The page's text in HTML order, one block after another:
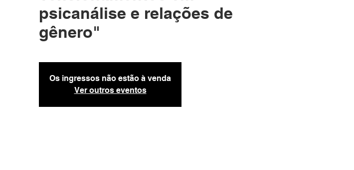
psicanálise e relações de
gênero"
Os ingressos não estão à venda
Ver outros eventos